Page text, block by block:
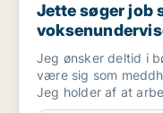
Jette søger job
Jeg ønsker deltid i
være sig som
Jeg holder af at
og social